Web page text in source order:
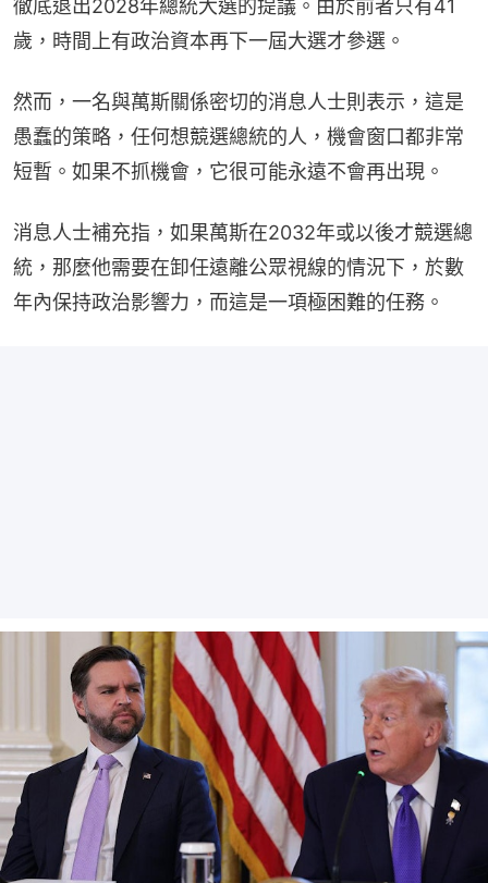
徹底退出2028年總統大選的提議。由於前者只有41
歲，時間上有政治資本再下一屆大選才參選。
然而，一名與萬斯關係密切的消息人士則表示，這是
愚蠢的策略，任何想競選總統的人，機會窗口都非常
短暫。如果不抓機會，它很可能永遠不會再出現。
消息人士補充指，如果萬斯在2032年或以後才競選總
統，那麼他需要在卸任遠離公眾視線的情況下，於數
年內保持政治影響力，而這是一項極困難的任務。